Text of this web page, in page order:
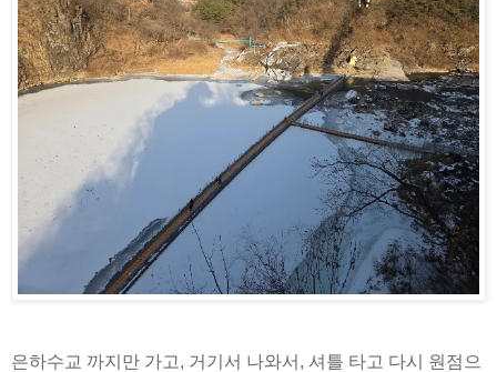
은하수교 까지만 가고, 거기서 나와서, 셔틀 타고 다시 원점으